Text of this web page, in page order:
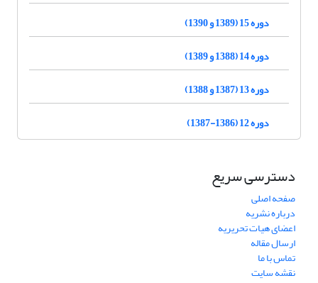
دوره 15 (1389 و 1390)
دوره 14 (1388 و 1389)
دوره 13 (1387 و 1388)
دوره 12 (1386-1387)
دسترسی سریع
صفحه اصلی
درباره نشریه
اعضای هیات تحریریه
ارسال مقاله
تماس با ما
نقشه سایت